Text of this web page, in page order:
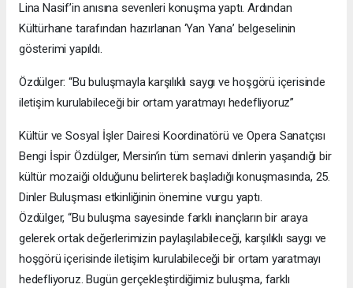
Lina Nasif’in anısına sevenleri konuşma yaptı. Ardından
Kültürhane tarafından hazırlanan ‘Yan Yana’ belgeselinin
gösterimi yapıldı.
Özdülger: “Bu buluşmayla karşılıklı saygı ve hoşgörü içerisinde
iletişim kurulabileceği bir ortam yaratmayı hedefliyoruz”
Kültür ve Sosyal İşler Dairesi Koordinatörü ve Opera Sanatçısı
Bengi İspir Özdülger, Mersin’in tüm semavi dinlerin yaşandığı bir
kültür mozaiği olduğunu belirterek başladığı konuşmasında, 25.
Dinler Buluşması etkinliğinin önemine vurgu yaptı.
Özdülger, “Bu buluşma sayesinde farklı inançların bir araya
gelerek ortak değerlerimizin paylaşılabileceği, karşılıklı saygı ve
hoşgörü içerisinde iletişim kurulabileceği bir ortam yaratmayı
hedefliyoruz. Bugün gerçekleştirdiğimiz buluşma, farklı